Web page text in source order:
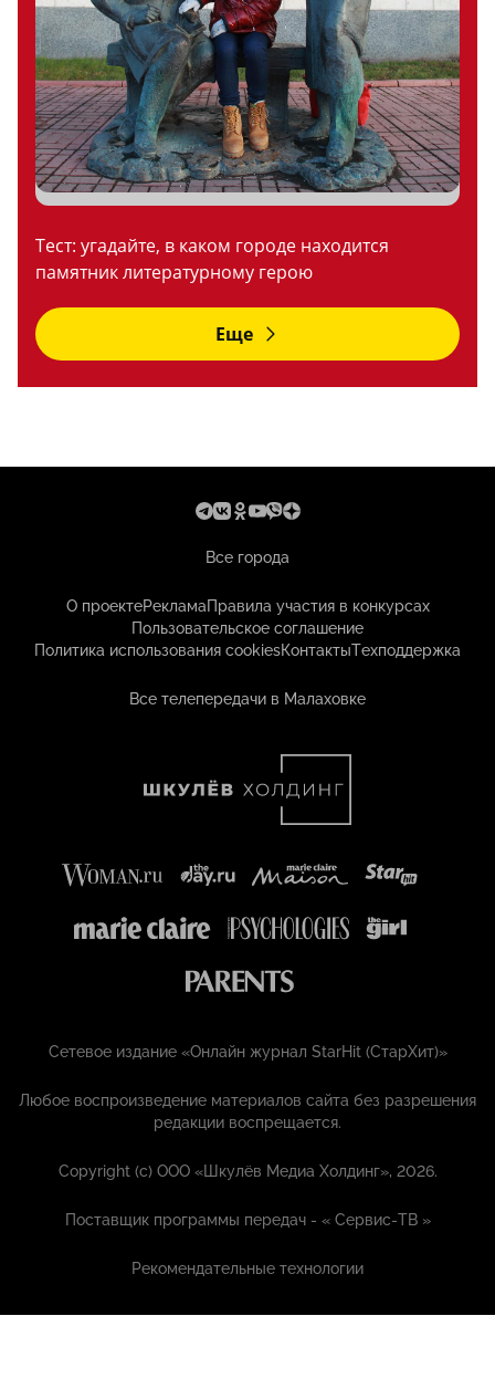
Тест: угадайте, в каком городе находится
памятник литературному герою
Еще
Все города
О проектеРекламаПравила участия в конкурсах
Пользовательское соглашение
Политика использования cookiesКонтактыТехподдержка
Все телепередачи в Малаховке
Сетевое издание «Онлайн журнал StarHit (СтарХит)»
Любое воспроизведение материалов сайта без разрешения
редакции воспрещается.
Copyright (с) ООО «Шкулёв Медиа Холдинг», 2026.
Поставщик программы передач - «Сервис-ТВ »
Рекомендательные технологии